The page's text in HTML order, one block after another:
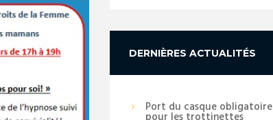
DERNIÈRES ACTUALITÉS
Port du casque obligatoire